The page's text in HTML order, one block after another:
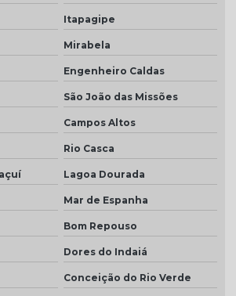
Itapagipe
Mirabela
Engenheiro Caldas
São João das Missões
Campos Altos
Rio Casca
Lagoa Dourada
Mar de Espanha
Bom Repouso
Dores do Indaiá
Conceição do Rio Verde